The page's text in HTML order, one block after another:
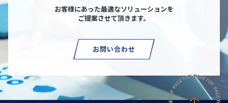
お客様にあった最適なソリューションを
ご提案させて頂きます。
お問い合わせ